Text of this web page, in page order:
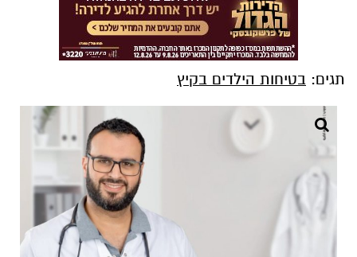
תגים: בטיחות הילדים בקיץ